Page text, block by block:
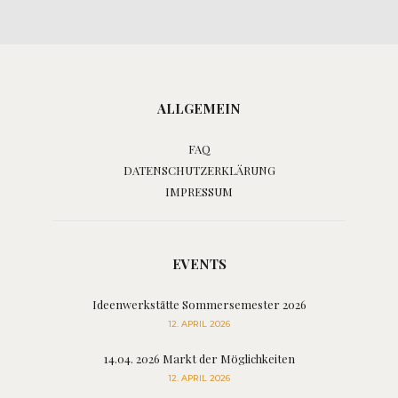
ALLGEMEIN
FAQ
DATENSCHUTZERKLÄRUNG
IMPRESSUM
EVENTS
Ideenwerkstätte Sommersemester 2026
12. APRIL 2026
14.04. 2026 Markt der Möglichkeiten
12. APRIL 2026